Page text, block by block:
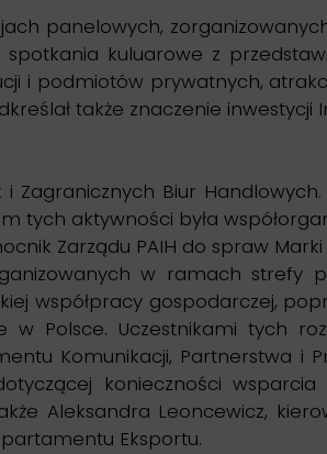
panelowych,
spotkania kuluarowe z
i podmiotów prywatnych,
także znaczenie inwestycji
Biur
tych aktywności była
Zarządu PAIH do spraw
w ramach strefy
współpracy gospodarczej,
Polsce. Uczestnikami tych
Komunikacji, Partnerstwa i
konieczności
Aleksandra Leoncewicz,
Eksportu.